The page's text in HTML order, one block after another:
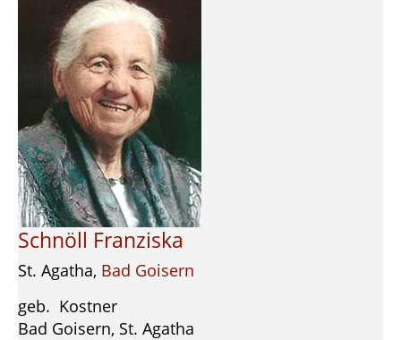
Schnöll Franziska
St. Agatha, Bad Goisern
geb. Kostner
Bad Goisern, St. Agatha